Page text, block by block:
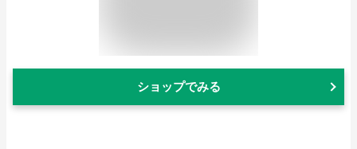
ショップでみる